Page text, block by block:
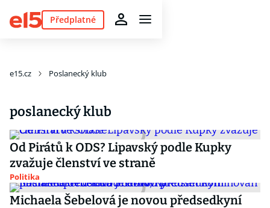
Předplatné
e15.cz Poslanecký klub
poslanecký klub
Od Pirátů k ODS? Lipavský podle Kupky
zvažuje členství ve straně
Politika
Michaela Šebelová je novou předsedkyní